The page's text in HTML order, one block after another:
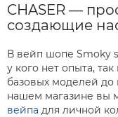
CHASER —
создающие
В вейп шопе Smoky
у кого нет опыта,
базовых моделей
нашем магазине вы
вейпа для личной